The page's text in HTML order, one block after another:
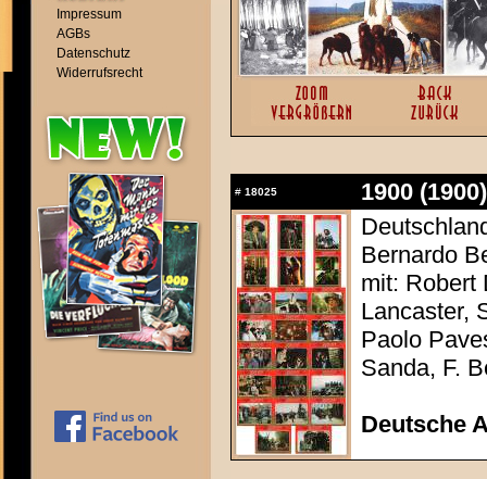
Impressum
AGBs
Datenschutz
Widerrufsrecht
# 18025
1900 (1900)
Bernardo
mit: Robert
Lancaster,
Paolo
Sanda, F.
Deutsche